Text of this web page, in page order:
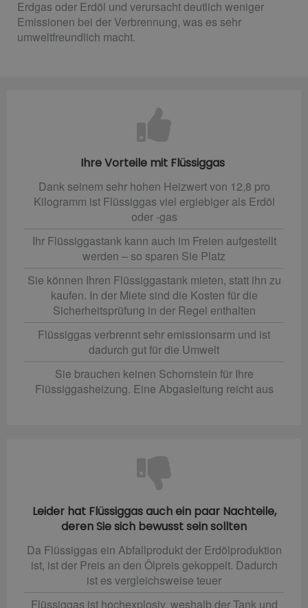
Erdgas oder Erdöl und verursacht deutlich weniger
Emissionen bei der Verbrennung, was es sehr
umweltfreundlich macht.
Ihre Vorteile mit Flüssiggas
Dank seinem sehr hohen Heizwert von 12,8 pro
Kilogramm ist Flüssiggas viel ergiebiger als Erdöl
oder -gas
Ihr Flüssiggastank kann auch im Freien aufgestellt
werden – so sparen Sie Platz
Sie können Ihren Flüssiggastank mieten, statt ihn zu
kaufen. In der Miete sind die Kosten für die
Sicherheitsprüfung in der Regel enthalten
Flüssiggas verbrennt sehr emissionsarm und ist
dadurch gut für die Umwelt
Sie brauchen keinen Schornstein für Ihre
Flüssiggasheizung. Eine Abgasleitung reicht aus
Leider hat Flüssiggas auch ein paar Nachteile,
deren Sie sich bewusst sein sollten
Da Flüssiggas ein Abfallprodukt der Erdölproduktion
ist, ist der Preis an den Ölpreis gekoppelt. Dadurch
ist es vergleichsweise teuer
Flüssiggas ist hochexplosiv, weshalb der Tank und